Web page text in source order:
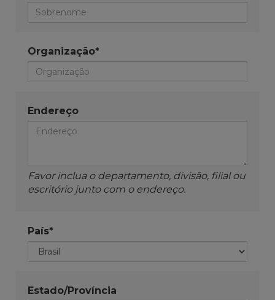
Organização*
Endereço
Favor inclua o departamento, divisão, filial ou
escritório junto com o endereço.
País*
Estado/Província